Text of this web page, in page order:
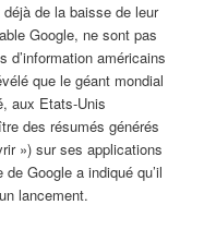
de la baisse de leur
Google, ne sont pas
d’information américains
que le géant mondial
aux Etats-Unis
des résumés générés
») sur ses applications
Google a indiqué qu’il
lancement.